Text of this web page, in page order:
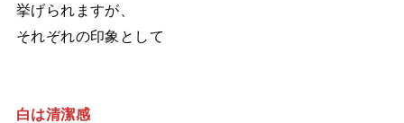
挙げられますが、
それぞれの印象として
白は清潔感